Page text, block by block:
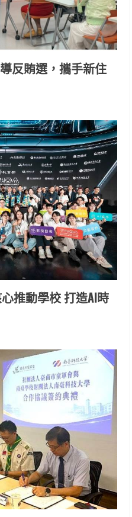
反賄選，攜手新住
推動學校 打造AI時